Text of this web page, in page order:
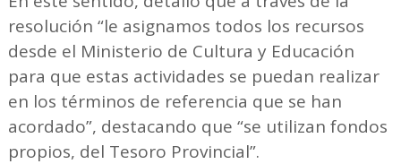
resolución “le asignamos todos los recursos
desde el Ministerio de Cultura y Educación
para que estas actividades se puedan realizar
en los términos de referencia que se han
acordado”, destacando que “se utilizan fondos
propios, del Tesoro Provincial”.